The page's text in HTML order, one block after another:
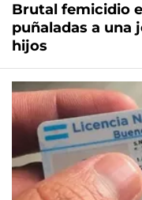
Brutal femicidio
puñaladas a una
hijos